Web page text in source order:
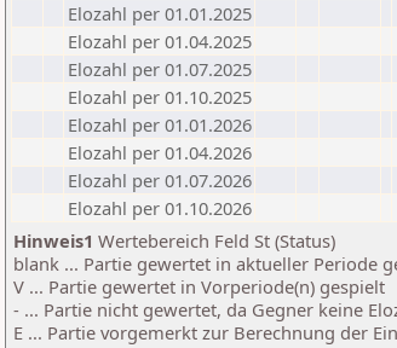
Elozahl per 01.01.2025
Elozahl per 01.04.2025
Elozahl per 01.07.2025
Elozahl per 01.10.2025
Elozahl per 01.01.2026
Elozahl per 01.04.2026
Elozahl per 01.07.2026
Elozahl per 01.10.2026
Hinweis1 Wertebereich Feld St (Status)
blank ... Partie gewertet in aktueller Periode
V ... Partie gewertet in Vorperiode(n) gespielt
- ... Partie nicht gewertet, da Gegner keine
E ... Partie vorgemerkt zur Berechnung der